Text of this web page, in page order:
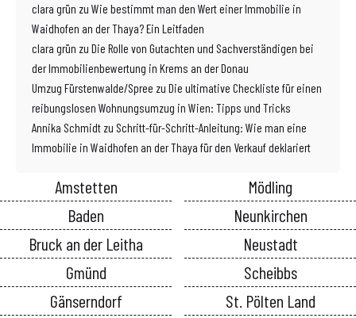
clara grün zu Wie bestimmt man den Wert einer Immobilie in
Waidhofen an der Thaya? Ein Leitfaden
clara grün zu Die Rolle von Gutachten und Sachverständigen bei
der Immobilienbewertung in Krems an der Donau
Umzug Fürstenwalde/Spree zu Die ultimative Checkliste für einen
reibungslosen Wohnungsumzug in Wien: Tipps und Tricks
Annika Schmidt zu Schritt-für-Schritt-Anleitung: Wie man eine
Immobilie in Waidhofen an der Thaya für den Verkauf deklariert
Amstetten
Baden
Bruck an der Leitha
Gmünd
Gänserndorf
Mödling
Neunkirchen
Neustadt
Scheibbs
St. Pölten Land